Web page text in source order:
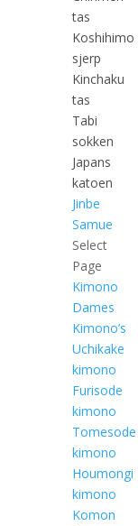
tas
Koshihimo
sjerp
Kinchaku
tas
Tabi
sokken
Japans
katoen
Jinbe
Samue
Select
Page
Kimono
Dames
Kimono’s
Uchikake
kimono
Furisode
kimono
Tomesode
kimono
Houmongi
kimono
Komon